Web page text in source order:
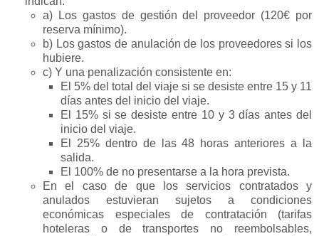
a) Los gastos de gestión del proveedor (120€ por
reserva mínimo).
b) Los gastos de anulación de los proveedores si los
hubiere.
c) Y una penalización consistente en:
El 5% del total del viaje si se desiste entre 15 y 11
días antes del inicio del viaje.
El 15% si se desiste entre 10 y 3 días antes del
inicio del viaje.
El 25% dentro de las 48 horas anteriores a la
salida.
El 100% de no presentarse a la hora prevista.
En el caso de que los servicios contratados y
anulados estuvieran sujetos a condiciones
económicas especiales de contratación (tarifas
hoteleras o de transportes no reembolsables,